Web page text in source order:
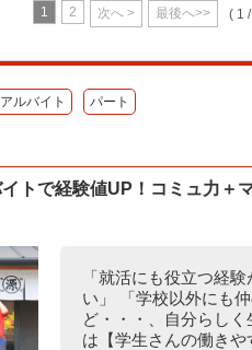
1 2 次へ > 最後へ>> ( 1
アルバイト パート
トで経験値UP！コミュ力＋
「就活にも役立つ経
い」 「学校以外にも
ど・・・、自分らし
は【学生さんの働き